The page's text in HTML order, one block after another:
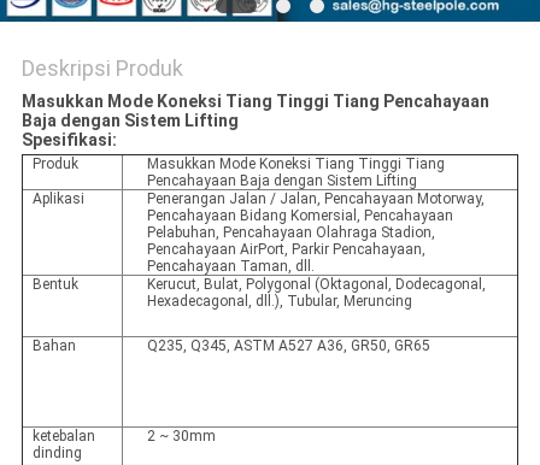
Deskripsi Produk
Masukkan Mode Koneksi Tiang Tinggi Tiang Pencahayaan
Baja dengan Sistem Lifting
Spesifikasi:
Produk
Masukkan Mode Koneksi Tiang Tinggi Tiang
Pencahayaan Baja dengan Sistem Lifting
Aplikasi
Penerangan Jalan / Jalan, Pencahayaan Motorway,
Pencahayaan Bidang Komersial, Pencahayaan
Pelabuhan, Pencahayaan Olahraga Stadion,
Pencahayaan AirPort, Parkir Pencahayaan,
Pencahayaan Taman, dll.
Bentuk
Kerucut, Bulat, Polygonal (Oktagonal, Dodecagonal,
Hexadecagonal, dll.), Tubular, Meruncing
Bahan Q235, Q345, ASTM A527 A36, GR50, GR65
ketebalan
dinding
2 ~ 30mm